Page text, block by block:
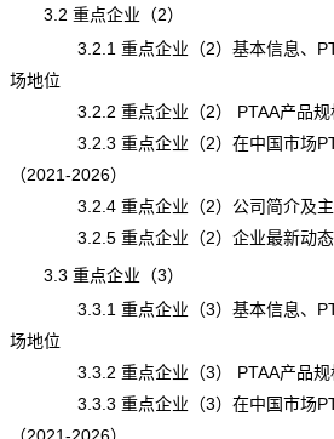
3.2 重点企业（2）
3.2.1 重点企业（2）基本信息、
场地位
3.2.2 重点企业（2） PTAA产品规格
3.2.3 重点企业（2）在中国市场
（2021-2026）
3.2.4 重点企业（2）公司简介及主
3.2.5 重点企业（2）企业最新动态
3.3 重点企业（3）
3.3.1 重点企业（3）基本信息、
场地位
3.3.2 重点企业（3） PTAA产品规格
3.3.3 重点企业（3）在中国市场